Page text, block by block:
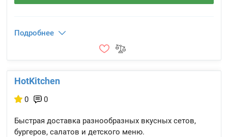
Подробнее
HotKitchen
0 0
Быстрая доставка разнообразных вкусных сетов,
бургеров, салатов и детского меню.